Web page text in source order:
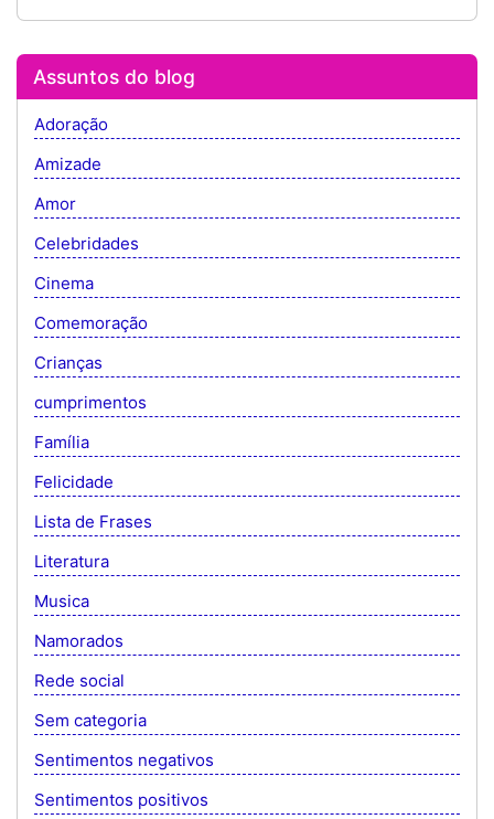
Assuntos do blog
Adoração
Amizade
Amor
Celebridades
Cinema
Comemoração
Crianças
cumprimentos
Família
Felicidade
Lista de Frases
Literatura
Musica
Namorados
Rede social
Sem categoria
Sentimentos negativos
Sentimentos positivos